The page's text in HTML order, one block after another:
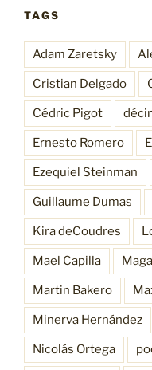
TAGS
Adam Zaretsky
Cristian Delgado
Cédric Pigot
Ernesto Romero
Ezequiel Steinman
Guillaume Dumas
Kira deCoudres
Mael Capilla
Martin Bakero
Minerva Hernández
Nicolás Ortega